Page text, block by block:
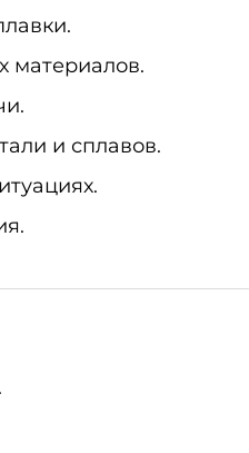
материалов.
и сплавов.